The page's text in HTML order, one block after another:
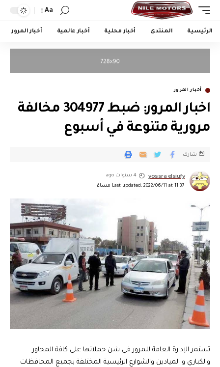
Aa
الرئيسية المنتدى أخبار محلية أخبار عالمية أخبار المرور
أخبار المرور
اخبار المرور: ضبط 304977 مخالفة
مرورية متنوعة في أسبوع
Last updated: 2022/06/11 at 11:37 مساءً
yossra elsiufy 4 سنوات ago
شارك
تستمر الإدارة العامة للمرور في شن حملاتها على كافة المحاور
والكباري و الميادين والشوارع الرئيسية المختلفة بجميع المحافظات